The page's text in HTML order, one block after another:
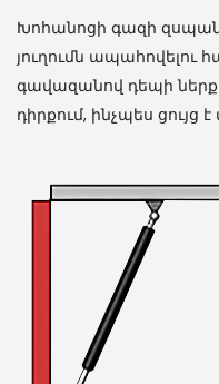
Խոհանոցի գազի
յուղումն
գավազանով դեպի
դիրքում, ինչպես